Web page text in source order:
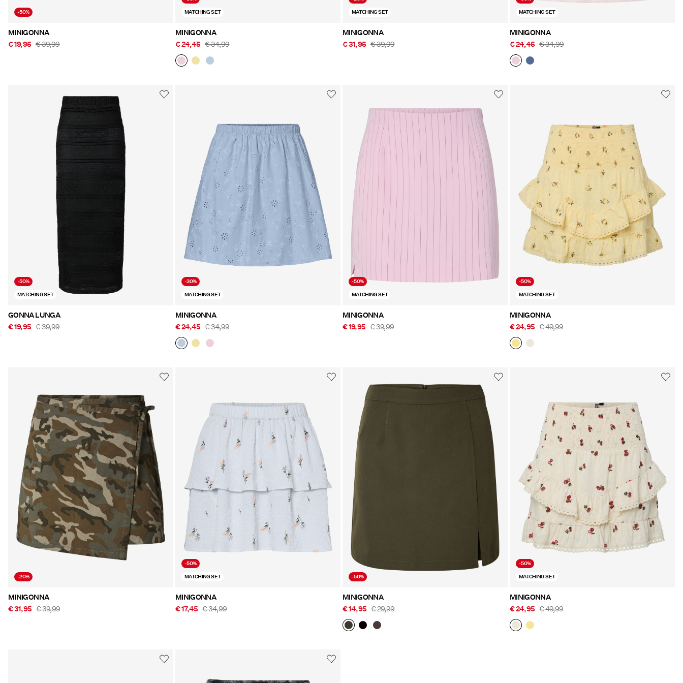
-50%
MINIGONNA
€ 19,95 € 39,99
MATCHING SET
MINIGONNA
€ 24,45 € 34,99
MATCHING SET
MINIGONNA
€ 31,95 € 39,99
MATCHING SET
MINIGONNA
€ 24,45 € 34,99
-50%
MATCHING SET
GONNA LUNGA
€ 19,95 € 39,99
-30%
MATCHING SET
MINIGONNA
€ 24,45 € 34,99
-50%
MATCHING SET
MINIGONNA
€ 19,95 € 39,99
-50%
MATCHING SET
MINIGONNA
€ 24,95 € 49,99
-20%
MINIGONNA
€ 31,95 € 39,99
-50%
MATCHING SET
MINIGONNA
€ 17,45 € 34,99
-50%
MINIGONNA
€ 14,95 € 29,99
-50%
MATCHING SET
MINIGONNA
€ 24,95 € 49,99